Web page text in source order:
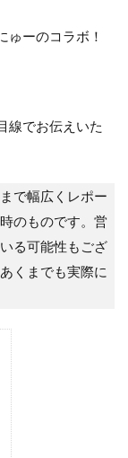
ゅーのコラボ！
線でお伝えいた
で幅広くレポー
のものです。営
る可能性もござ
くまでも実際に